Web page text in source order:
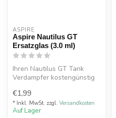
ASPIRE
Aspire Nautilus GT
Ersatzglas (3.0 ml)
Ihren Nautilus GT Tank
Verdampfer kostengünstig
einfa...
€1,99
* Inkl. MwSt. zzgl. Versandkosten
Auf Lager